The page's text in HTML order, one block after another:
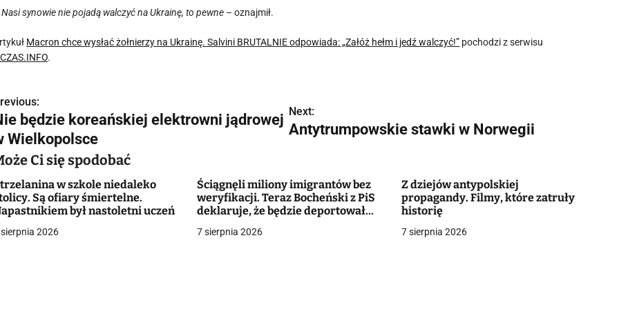
Nasi synowie nie pojadą walczyć na Ukrainę, to pewne – oznajmił.
Macron chce wysłać żołnierzy na Ukrainę. Salvini BRUTALNIE odpowiada: „Załóż hełm i jedź walczyć!” pochodzi z serwisu
.
będzie koreańskiej elektrowni jądrowej
Wielkopolsce
Next:
Antytrumpowskie stawki w Norwegii
Ci się spodobać
w szkole niedaleko
Są ofiary śmiertelne.
był nastoletni uczeń
2026
Ściągnęli miliony imigrantów bez
weryfikacji. Teraz Bocheński z PiS
deklaruje, że będzie deportował
7 sierpnia 2026
Z dziejów antypolskiej
propagandy. Filmy, które zatruły
historię
7 sierpnia 2026